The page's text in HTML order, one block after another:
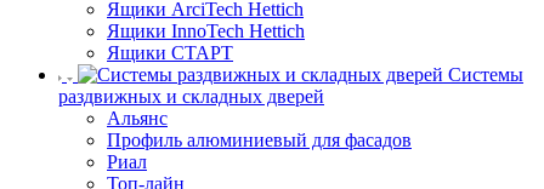
Ящики ArciTech Hettich
Ящики InnoTech Hettich
Ящики СТАРТ
Системы
раздвижных и складных дверей
Альянс
Профиль алюминиевый для фасадов
Риал
Топ-лайн